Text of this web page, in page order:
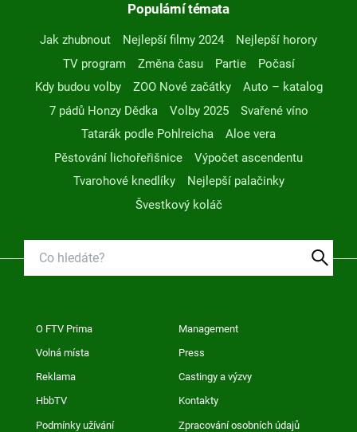
Populární témata
Jak zhubnout Nejlepší filmy 2024
Nejlepší horory
TV program
Změna času Partie
Počasí
Kdy budou volby
ZOO Nové začátky
Auto – katalog
7 pádů Honzy Dědka
Volby 2025
Svařené víno
Tatarák podle Pohlreicha
Aloe vera
Pěstování lichořeřišnice
Výpočet ascendentu
Tvarohové knedlíky
Nejlepší palačinky
Švestkový koláč
O FTV Prima Management
Volná místa Press
Reklama Castingy a výzvy
HbbTV Kontakty
Podmínky užívání Zpracování osobních údajů